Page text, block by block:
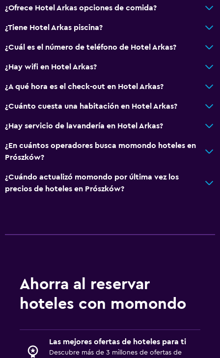
¿Ofrece Hotel Arkas opciones de comida?
¿Tiene Hotel Arkas piscina?
¿Cuál es el número de teléfono de Hotel Arkas?
¿Hay wifi en Hotel Arkas?
¿A qué hora es el check-out en Hotel Arkas?
¿Cuánto cuesta una habitación en Hotel Arkas?
¿Hay servicio de lavandería en Hotel Arkas?
¿En cuántos operadores busca momondo hoteles en
Prószków?
¿Cuándo actualizó momondo por última vez los
precios de hoteles en Prószków?
Ahorra al reservar
hoteles con momondo
Las mejores ofertas de hoteles para ti
Descubre más de 3 millones de ofertas de